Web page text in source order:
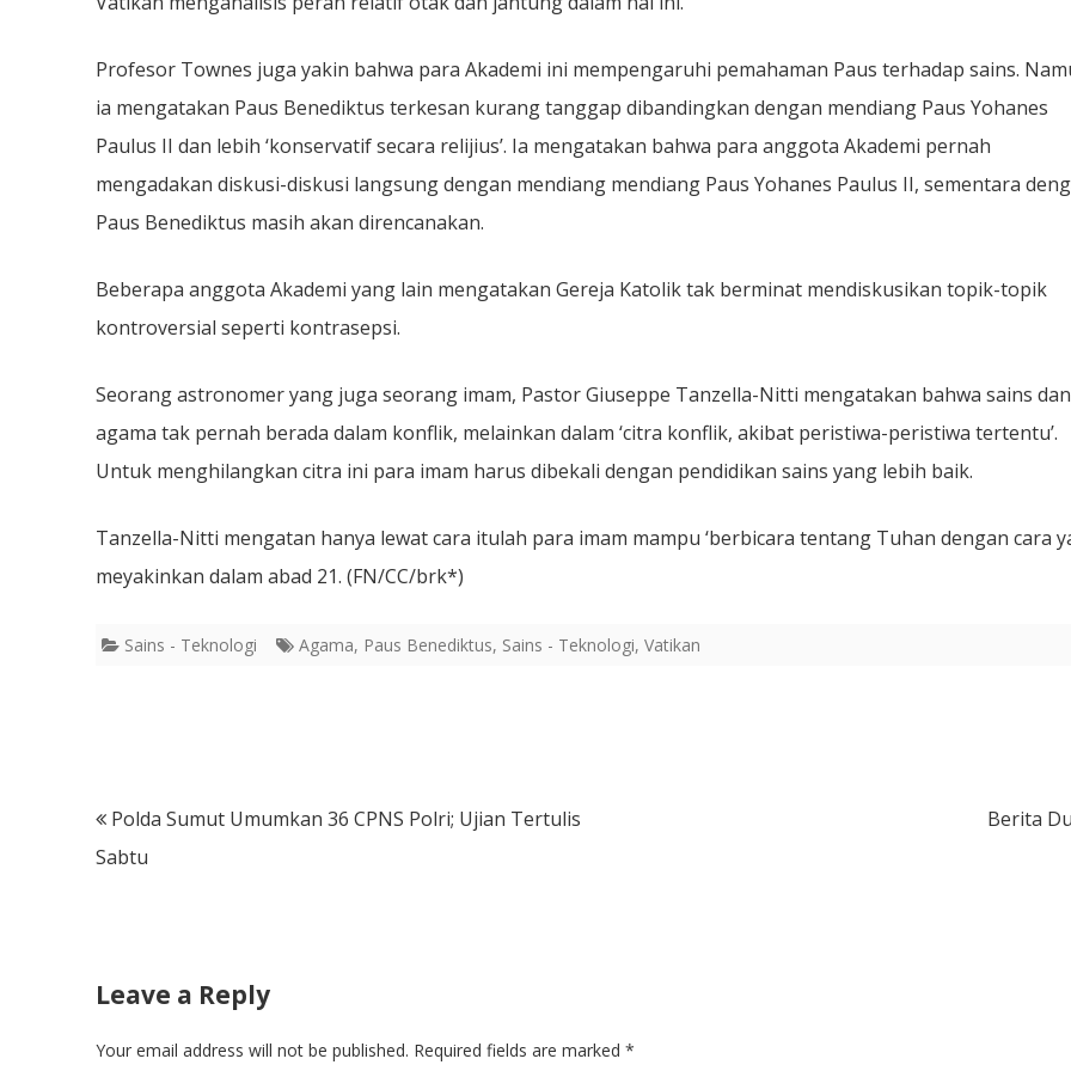
Profesor Townes juga yakin bahwa para Akademi ini mempengaruhi pemahaman Paus terhadap sains.
ia mengatakan Paus Benediktus terkesan kurang tanggap dibandingkan dengan mendiang Paus Yohanes
Paulus II dan lebih ‘konservatif secara relijius’. Ia mengatakan bahwa para anggota Akademi pernah
mengadakan diskusi-diskusi langsung dengan mendiang mendiang Paus Yohanes Paulus II, sementara
Paus Benediktus masih akan direncanakan.
Beberapa anggota Akademi yang lain mengatakan Gereja Katolik tak berminat mendiskusikan topik-topik
kontroversial seperti kontrasepsi.
Seorang astronomer yang juga seorang imam, Pastor Giuseppe Tanzella-Nitti mengatakan bahwa sains dan
agama tak pernah berada dalam konflik, melainkan dalam ‘citra konflik, akibat peristiwa-peristiwa tertentu’.
Untuk menghilangkan citra ini para imam harus dibekali dengan pendidikan sains yang lebih baik.
Tanzella-Nitti mengatan hanya lewat cara itulah para imam mampu ‘berbicara tentang Tuhan dengan cara
meyakinkan dalam abad 21. (FN/CC/brk*)
Sains - Teknologi Agama, Paus Benediktus, Sains - Teknologi, Vatikan
Post
navigation
Polda Sumut Umumkan 36 CPNS Polri; Ujian Tertulis
Sabtu
Berita
Leave a Reply
Your email address will not be published. Required fields are marked *